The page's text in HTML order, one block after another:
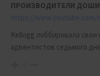
ПРОИЗВОДИТЕЛИ
https://www.youtube.com/
Kellogg лоббировала
адвентистов седьмого